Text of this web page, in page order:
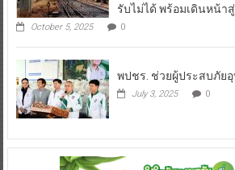
รับไม่ได้ พร้อมเดินหน้า
October 5, 2025 0
พปชร. ช่วยผู้ประสบภัยอุ
July 3, 2025 0